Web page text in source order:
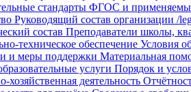
стандарты ФГОС и
Руководящий состав организации /
состав Преподаватели школы,
техническое обеспечение Условия
и меры поддержки Материальная
услуги Порядок и
хозяйственная деятельность